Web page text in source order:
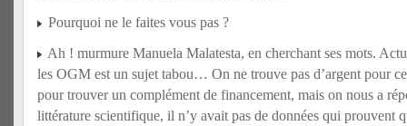
Pourquoi ne le faites vous pas ?
Ah ! murmure Manuela Malatesta, en cherchant ses mots.
les OGM est un sujet tabou… On ne trouve pas d’argent pour
pour trouver un complément de financement, mais on nous a
littérature scientifique, il n’y avait pas de données qui prouvent